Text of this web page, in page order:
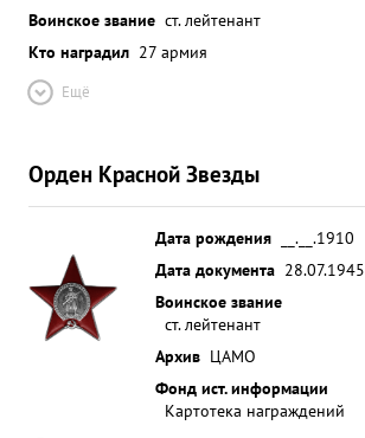
Воинское звание ст. лейтенант
Кто наградил 27 армия
Ещё
Орден Красной Звезды
Дата рождения
__.__.1910
Дата документа 28.07.1945
Воинское звание
ст. лейтенант
Архив ЦАМО
Фонд ист. информации
Картотека награждений